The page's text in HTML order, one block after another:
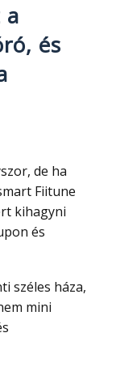
a
és
de ha
Fiitune
kihagyni
és
mini